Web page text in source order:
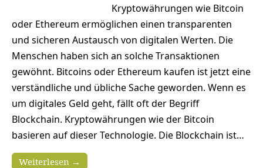
Kryptowährungen wie Bitcoin
oder Ethereum ermöglichen einen transparenten
und sicheren Austausch von digitalen Werten. Die
Menschen haben sich an solche Transaktionen
gewöhnt. Bitcoins oder Ethereum kaufen ist jetzt eine
verständliche und übliche Sache geworden. Wenn es
um digitales Geld geht, fällt oft der Begriff
Blockchain. Kryptowährungen wie der Bitcoin
basieren auf dieser Technologie. Die Blockchain ist…
Weiterlesen →